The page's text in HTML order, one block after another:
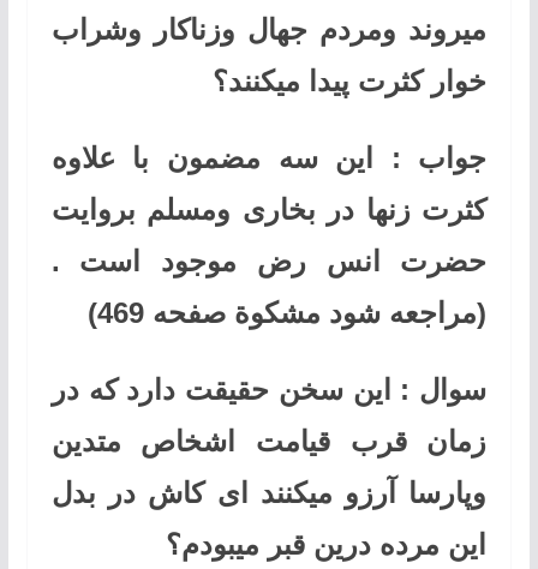
میروند ومردم جهال وزناکار وشراب
خوار کثرت پیدا میکنند؟
جواب : این سه مضمون با علاوه
کثرت زنها در بخاری ومسلم بروایت
حضرت انس رض موجود است .
(مراجعه شود مشکوة صفحه 469)
سوال : این سخن حقیقت دارد که در
زمان قرب قیامت اشخاص متدین
وپارسا آرزو میکنند ای کاش در بدل
این مرده درین قبر میبودم؟